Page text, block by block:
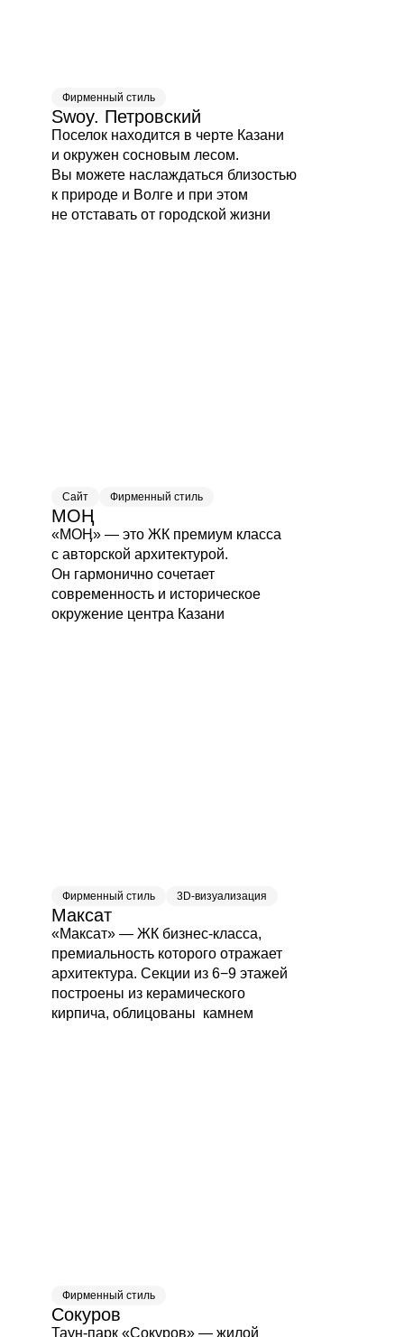
Фирменный стиль
Swoy. Петровский
Поселок находится в черте Казани
и окружен сосновым лесом.
Вы можете наслаждаться близостью
к природе и Волге и при этом
не отставать от городской жизни
Сайт Фирменный стиль
МОҢ
«МОӉ» — это ЖК премиум класса
с авторской архитектурой.
Он гармонично сочетает
современность и историческое
окружение центра Казани
Фирменный стиль 3D-визуализация
Максат
«Максат» — ЖК бизнес-класса,
премиальность которого отражает
архитектура. Секции из 6−9 этажей
построены из керамического
кирпича, облицованы камнем
Фирменный стиль
Сокуров
Таун-парк «Сокуров» — жилой
и мы перезвоним, чтобы
обсудить все детали.
к сотрудничеству
Мессенджер